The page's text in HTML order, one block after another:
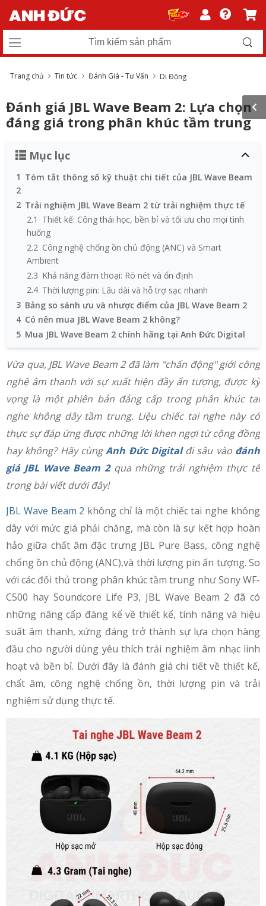
Trang chủ Tin tức Đánh Giá - Tư Vấn Di Động
Đánh giá JBL Wave Beam 2: Lựa chọn
đáng giá trong phân khúc tầm trung
Mục lục
1 Tóm tắt thông số kỹ thuật chi tiết của JBL Wave Beam
2
2 Trải nghiệm JBL Wave Beam 2 từ trải nghiệm thực tế
2.1 Thiết kế: Công thái học, bền bỉ và tối ưu cho mọi tình
huống
2.2 Công nghệ chống ồn chủ động (ANC) và Smart
Ambient
2.3 Khả năng đàm thoại: Rõ nét và ổn định
2.4 Thời lượng pin: Lâu dài và hỗ trợ sạc nhanh
3 Bảng so sánh ưu và nhược điểm của JBL Wave Beam 2
4 Có nên mua JBL Wave Beam 2 không?
5 Mua JBL Wave Beam 2 chính hãng tại Anh Đức Digital
Vừa qua, JBL Wave Beam 2 đã làm "chấn động" giới công
nghệ âm thanh với sự xuất hiện đầy ấn tượng, được kỳ
vọng là một phiên bản đẳng cấp trong phân khúc tai
nghe không dây tầm trung. Liệu chiếc tai nghe này có
thực sự đáp ứng được những lời khen ngợi từ cộng đồng
hay không? Hãy cùngAnh Đức Digitalđi sâu vào đánh
giá JBL Wave Beam 2qua những trải nghiệm thực tế
trong bài viết dưới đây!
JBL Wave Beam 2 không chỉ là một chiếc tai nghe không
dây với mức giá phải chăng, mà còn là sự kết hợp hoàn
hảo giữa chất âm đặc trưng JBL Pure Bass, công nghệ
chống ồn chủ động (ANC),và thời lượng pin ấn tượng. So
với các đối thủ trong phân khúc tầm trung như Sony WF-
C500 hay Soundcore Life P3, JBL Wave Beam 2 đã có
những nâng cấp đáng kể về thiết kế, tính năng và hiệu
suất âm thanh, xứng đáng trở thành sự lựa chọn hàng
đầu cho người dùng yêu thích trải nghiệm âm nhạc linh
hoạt và bền bỉ. Dưới đây là đánh giá chi tiết về thiết kế,
chất âm, công nghệ chống ồn, thời lượng pin và trải
nghiệm sử dụng thực tế.